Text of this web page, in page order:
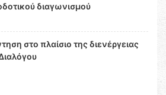
διαγωνισμού
στο πλαίσιο της διενέργειας